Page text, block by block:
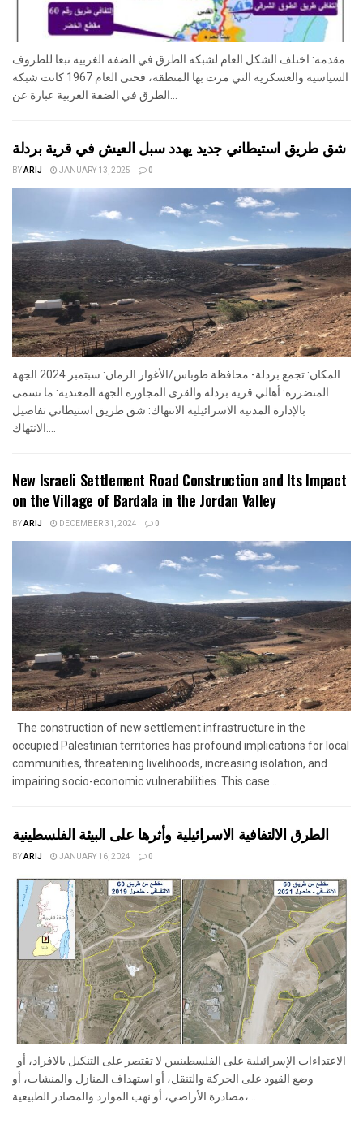
مقدمة: اختلف الشكل العام لشبكة الطرق في الضفة الغربية تبعا للظروف
السياسية والعسكرية التي مرت بها المنطقة، فحتى العام 1967 كانت شبكة
الطرق في الضفة الغربية عبارة عن...
شق طريق استيطاني جديد يهدد سبل العيش في قرية بردلة
BYARIJ JANUARY 13, 2025 0
المكان: تجمع بردلة- محافظة طوباس/الأغوار الزمان: سبتمبر 2024 الجهة
المتضررة: أهالي قرية بردلة والقرى المجاورة الجهة المعتدية: ما تسمى
بالإدارة المدنية الاسرائيلية الانتهاك: شق طريق استيطاني تفاصيل
الانتهاك:...
New Israeli Settlement Road Construction and Its Impact
on the Village of Bardala in the Jordan Valley
BYARIJ DECEMBER 31, 2024 0
The construction of new settlement infrastructure in the
occupied Palestinian territories has profound implications for local
communities, threatening livelihoods, increasing isolation, and
impairing socio-economic vulnerabilities. This case...
الطرق الالتفافية الاسرائيلية وأثرها على البيئة الفلسطينية
BYARIJ JANUARY 16, 2024 0
وضع القيود على الحركة والتنقل، أو استهداف المنازل والمنشات، أو
مصادرة الأراضي، أو نهب الموارد والمصادر الطبيعية،...